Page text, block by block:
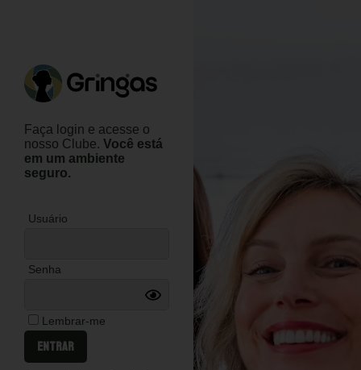
Faça login e acesse o
nosso Clube. Você está
em um ambiente
seguro.
Usuário
Senha
Lembrar-me